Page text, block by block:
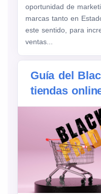
oportunidad de
marcas tanto en
este sentido, para
ventas...
Guía del
tiendas